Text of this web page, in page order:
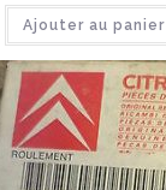
Ajouter au panier